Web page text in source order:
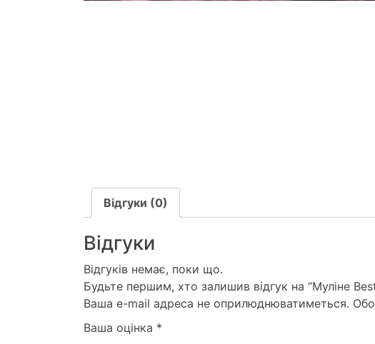
Відгуки (0)
Відгуки
Відгуків немає, поки що.
Будьте першим, хто залишив відгук на “Муліне
Ваша e-mail адреса не оприлюднюватиметься.
Ваша оцінка *